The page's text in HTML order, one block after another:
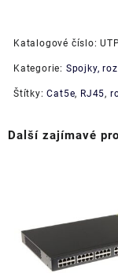
Katalogové číslo:
Kategorie: Spojky,
Štítky:Cat5e, RJ45,
Další zajímavé